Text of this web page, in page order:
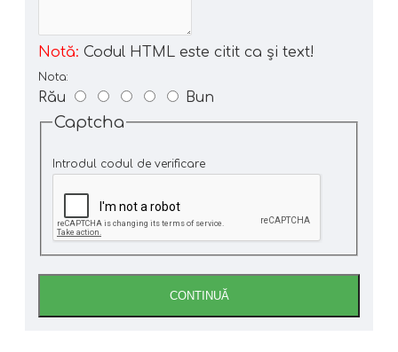
Notă: Codul HTML este citit ca şi text!
Nota:
Rău Bun
Captcha
Introdul codul de verificare
CONTINUĂ